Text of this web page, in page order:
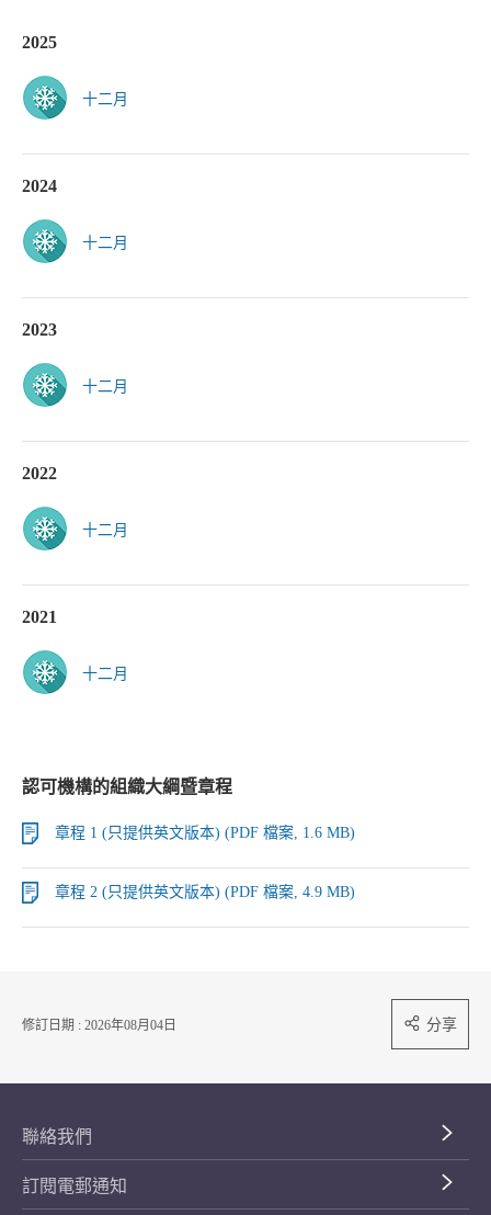
2025
十二月
2024
十二月
2023
十二月
2022
十二月
2021
十二月
認可機構的組織大綱暨章程
章程 1 (只提供英文版本) (PDF 檔案, 1.6 MB)
章程 2 (只提供英文版本) (PDF 檔案, 4.9 MB)
修訂日期 : 2026年08月04日 分享
聯絡我們
訂閱電郵通知